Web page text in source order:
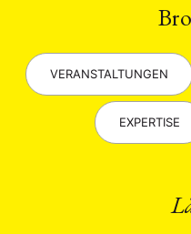
VERANSTALTUNGEN
EXPERTISE